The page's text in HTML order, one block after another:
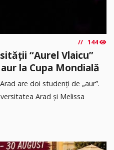
144
“Aurel Vlaicu”
la Cupa Mondială
are doi studenți de „aur”.
Arad și Melissa